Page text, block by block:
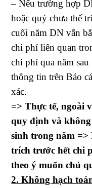
– Nếu trường hợp
hoặc quý chưa thể
cuối năm DN vẫn
chi phí liên quan
chi phí qua năm
thông tin trên Báo
xác.
=> Thực tế, ngoài
quy định và
sinh trong năm =>
trích trước hết chi
theo ý muốn chủ
2. Không hạch